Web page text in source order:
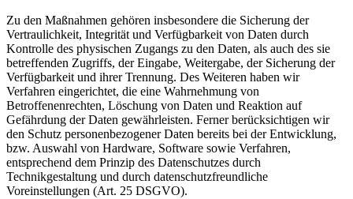
Zu den Maßnahmen gehören insbesondere die Sicherung der
Vertraulichkeit, Integrität und Verfügbarkeit von Daten durch
Kontrolle des physischen Zugangs zu den Daten, als auch des sie
betreffenden Zugriffs, der Eingabe, Weitergabe, der Sicherung der
Verfügbarkeit und ihrer Trennung. Des Weiteren haben wir
Verfahren eingerichtet, die eine Wahrnehmung von
Betroffenenrechten, Löschung von Daten und Reaktion auf
Gefährdung der Daten gewährleisten. Ferner berücksichtigen wir
den Schutz personenbezogener Daten bereits bei der Entwicklung,
bzw. Auswahl von Hardware, Software sowie Verfahren,
entsprechend dem Prinzip des Datenschutzes durch
Technikgestaltung und durch datenschutzfreundliche
Voreinstellungen (Art. 25 DSGVO).